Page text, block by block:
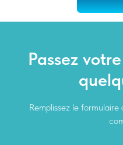
Passez
Remplissez le